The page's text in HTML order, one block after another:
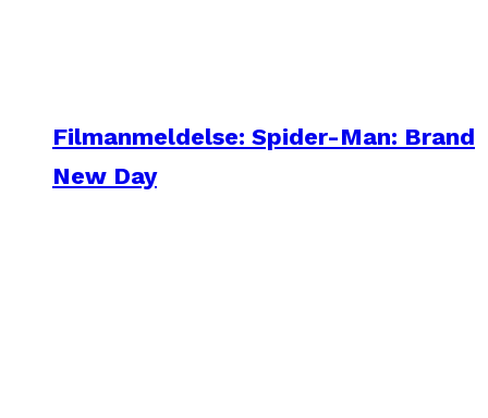
Filmanmeldelse: Spider-Man: Brand
New Day